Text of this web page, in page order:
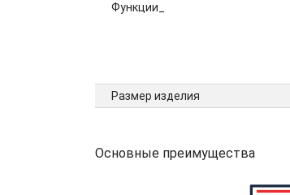
Функции_
Размер изделия
Основные преимущества